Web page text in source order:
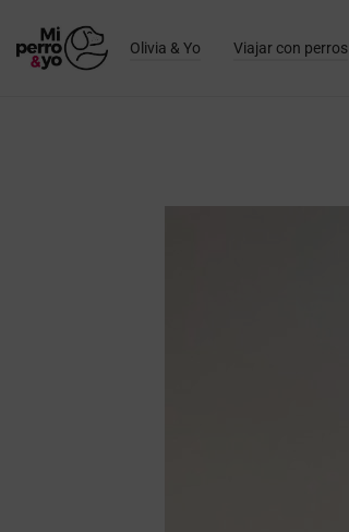
Olivia & Yo Viajar con perros